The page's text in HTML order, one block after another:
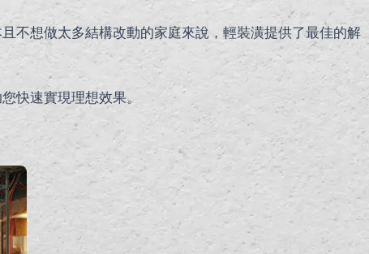
不想做太多結構改動的家庭來說，輕裝潢提供了最佳的解
快速實現理想效果。